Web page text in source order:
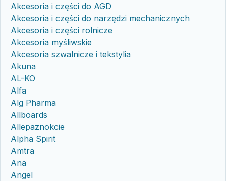
Akcesoria i części do AGD
Akcesoria i części do narzędzi mechanicznych
Akcesoria i części rolnicze
Akcesoria myśliwskie
Akcesoria szwalnicze i tekstylia
Akuna
AL-KO
Alfa
Alg Pharma
Allboards
Allepaznokcie
Alpha Spirit
Amtra
Ana
Angel